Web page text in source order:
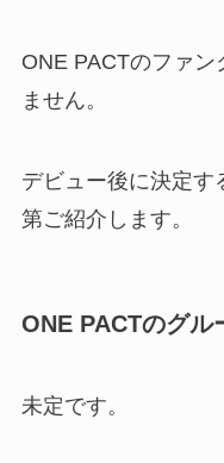
ONE PACTのファ
ません。
デビュー後に決定す
第ご紹介します。
ONE PACTのグル
未定です。